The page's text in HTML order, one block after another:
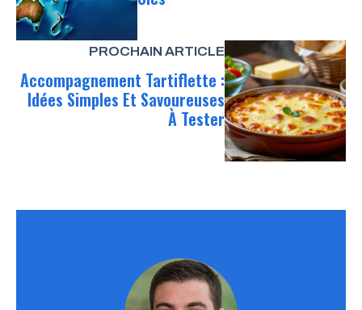
PROCHAIN ARTICLE
Accompagnement Tartiflette :
Idées Simples Et Savoureuses
À Tester